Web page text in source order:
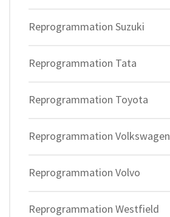
Reprogrammation Suzuki
Reprogrammation Tata
Reprogrammation Toyota
Reprogrammation Volkswagen
Reprogrammation Volvo
Reprogrammation Westfield